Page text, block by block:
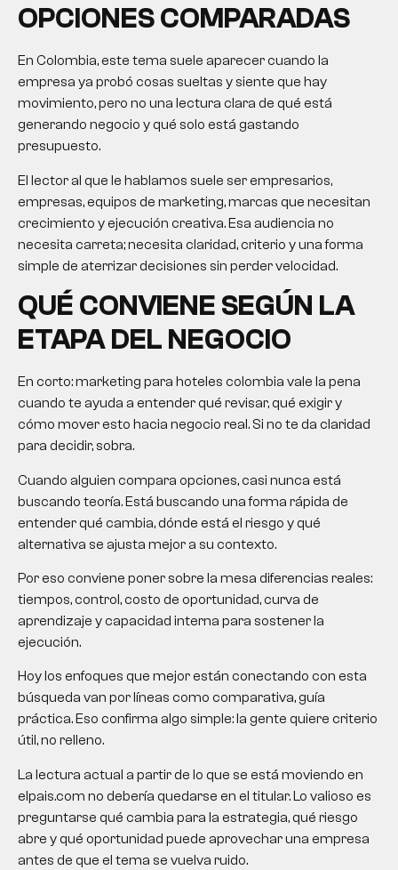
OPCIONES COMPARADAS
En Colombia, este tema suele aparecer cuando la
empresa ya probó cosas sueltas y siente que hay
movimiento, pero no una lectura clara de qué está
generando negocio y qué solo está gastando
presupuesto.
El lector al que le hablamos suele ser empresarios,
empresas, equipos de marketing, marcas que necesitan
crecimiento y ejecución creativa. Esa audiencia no
necesita carreta; necesita claridad, criterio y una forma
simple de aterrizar decisiones sin perder velocidad.
QUÉ CONVIENE SEGÚN LA
ETAPA DEL NEGOCIO
En corto:marketing para hoteles colombia vale la pena
cuando te ayuda a entender qué revisar, qué exigir y
cómo mover esto hacia negocio real. Si no te da claridad
para decidir, sobra.
Cuando alguien compara opciones, casi nunca está
buscando teoría. Está buscando una forma rápida de
entender qué cambia, dónde está el riesgo y qué
alternativa se ajusta mejor a su contexto.
Por eso conviene poner sobre la mesa diferencias reales:
tiempos, control, costo de oportunidad, curva de
aprendizaje y capacidad interna para sostener la
ejecución.
Hoy los enfoques que mejor están conectando con esta
búsqueda van por líneas como comparativa, guía
práctica. Eso confirma algo simple: la gente quiere criterio
útil, no relleno.
La lectura actual a partir de lo que se está moviendo en
elpais.com no debería quedarse en el titular. Lo valioso es
preguntarse qué cambia para la estrategia, qué riesgo
abre y qué oportunidad puede aprovechar una empresa
antes de que el tema se vuelva ruido.